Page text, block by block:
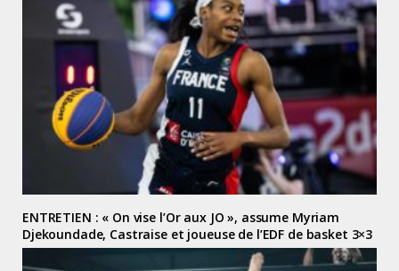
ENTRETIEN : « On vise l’Or aux JO », assume Myriam
Djekoundade, Castraise et joueuse de l’EDF de basket 3×3